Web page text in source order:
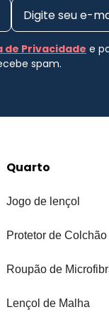
de Privacidade e
spam.
Quarto
Jogo de lençol
Protetor de Colchão
Roupão de
Lençol de Malha